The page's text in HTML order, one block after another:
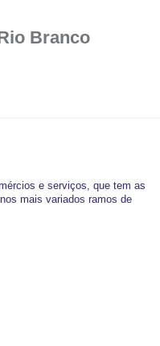
Branco
e serviços, que tem as
mais variados ramos de